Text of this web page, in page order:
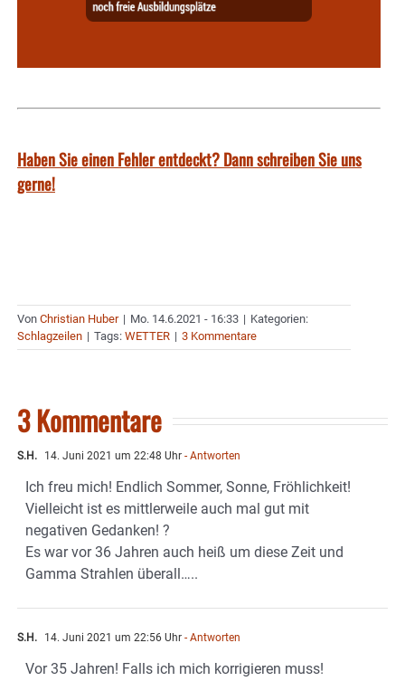
Haben Sie einen Fehler entdeckt? Dann schreiben Sie uns
gerne!
Von Christian Huber | Mo. 14.6.2021 - 16:33 | Kategorien:
Schlagzeilen | Tags: WETTER | 3 Kommentare
3 Kommentare
S.H. 14. Juni 2021 um 22:48 Uhr - Antworten
Ich freu mich! Endlich Sommer, Sonne, Fröhlichkeit!
Vielleicht ist es mittlerweile auch mal gut mit
negativen Gedanken! ?
Es war vor 36 Jahren auch heiß um diese Zeit und
Gamma Strahlen überall…..
S.H. 14. Juni 2021 um 22:56 Uhr - Antworten
Vor 35 Jahren! Falls ich mich korrigieren muss!